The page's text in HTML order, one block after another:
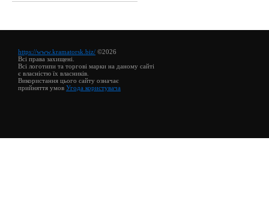
https://www.kramatorsk.biz/ ©2026
Всі права захищені.
Всі логотипи та торгові марки на даному сайті
є власністю їх власників.
Використання цього сайту означає
прийняття умов Угода користувача